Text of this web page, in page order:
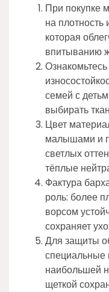
При покупке
на плотность
которая
впитыванию
семей с
выбирать
Цвет
малышами и
светлых
тёплые
Фактура
роль: более
ворсом
сохраняет
Для защиты
специальные
наибольшей
щеткой